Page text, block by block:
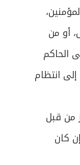
أو من
الحاكم
انتظام
من قبل
كان